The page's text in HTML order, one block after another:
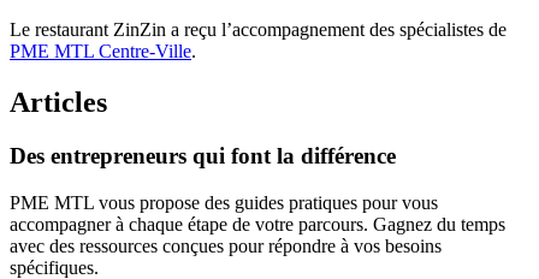
Le restaurant ZinZin a reçu l’accompagnement des spécialistes de
PME MTL Centre-Ville.
Articles
Des entrepreneurs qui font la différence
PME MTL vous propose des guides pratiques pour vous
accompagner à chaque étape de votre parcours. Gagnez du temps
avec des ressources conçues pour répondre à vos besoins
spécifiques.